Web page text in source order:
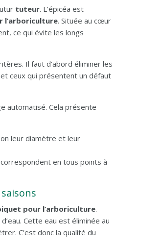
tuteur. L’épicéa est
l’arboriculture. Située au cœur
ce qui évite les longs
Il faut d’abord éliminer les
ceux qui présentent un défaut
automatisé. Cela présente
leur diamètre et leur
en tous points à
pour l’arboriculture.
Cette eau est éliminée au
C’est donc la qualité du